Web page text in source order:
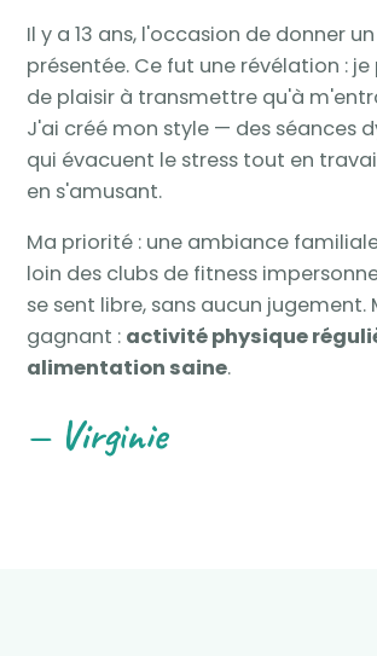
Il y a 13 ans, l'occasion de donner
présentée. Ce fut une révélation : je
de plaisir à transmettre qu'à
J'ai créé mon style — des séances
qui évacuent le stress tout en
en s'amusant.
Ma priorité : une ambiance
loin des clubs de fitness
se sent libre, sans aucun jugement.
gagnant : activité physique
alimentation saine.
— Virginie